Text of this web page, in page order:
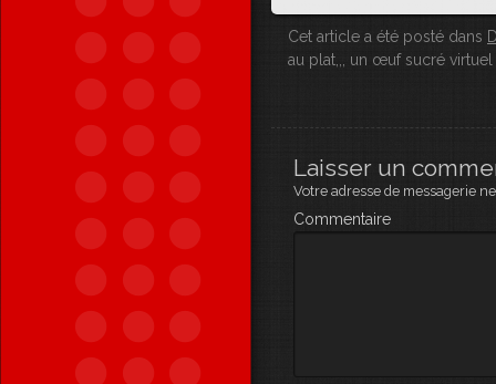
Cet article a été posté dans
au plat,,, un œuf sucré virtuel
Laisser un
Votre adresse de messagerie
Commentaire